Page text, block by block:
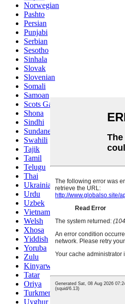
Norwegian
Pashto
Persian
Punjabi
Serbian
Sesotho
Sinhala
Slovak
Slovenian
Somali
Samoan
Scots Gaelic
Shona
Sindhi
Sundanese
Swahili
Tajik
Tamil
Telugu
Thai
Ukrainian
Urdu
Uzbek
Vietnamese
Welsh
Xhosa
Yiddish
Yoruba
Zulu
Kinyarwanda
Tatar
Oriya
Turkmen
Uyghur